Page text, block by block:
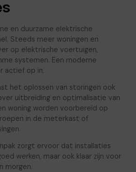
en duurzame elektrische
Steeds meer woningen en
op elektrische voertuigen,
systemen. Een moderne
actief op in.
het oplossen van storingen ook
uitbreiding en optimalisatie van
woning worden voorbereid op
in de meterkast of
zorgt ervoor dat installaties
werken, maar ook klaar zijn voor
morgen.